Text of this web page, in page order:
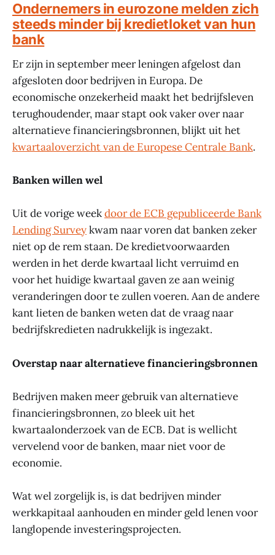
Ondernemers in eurozone melden zich
steeds minder bij kredietloket van hun
bank
Er zijn in september meer leningen afgelost dan
afgesloten door bedrijven in Europa. De
economische onzekerheid maakt het bedrijfsleven
terughoudender, maar stapt ook vaker over naar
alternatieve financieringsbronnen, blijkt uit het
kwartaaloverzicht van de Europese Centrale Bank.
Banken willen wel
Uit de vorige weekdoor de ECB gepubliceerde Bank
Lending Surveykwam naar voren dat banken zeker
niet op de rem staan. De kredietvoorwaarden
werden in het derde kwartaal licht verruimd en
voor het huidige kwartaal gaven ze aan weinig
veranderingen door te zullen voeren. Aan de andere
kant lieten de banken weten dat de vraag naar
bedrijfskredieten nadrukkelijk is ingezakt.
Overstap naar alternatieve financieringsbronnen
Bedrijven maken meer gebruik van alternatieve
financieringsbronnen, zo bleek uit het
kwartaalonderzoek van de ECB. Dat is wellicht
vervelend voor de banken, maar niet voor de
economie.
Wat wel zorgelijk is, is dat bedrijven minder
werkkapitaal aanhouden en minder geld lenen voor
langlopende investeringsprojecten.